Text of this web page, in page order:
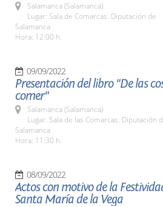
Salamanca (Salamanca)
Lugar: Sala de Comarcas. Diputación de
Salamanca
Hora: 12:00 h.
09/09/2022
Presentación del libro "De las
comer"
Salamanca (Salamanca)
Lugar: Sala de las Comarcas. Diputación
Salamanca
Hora: 11:30 h.
08/09/2022
Actos con motivo de la
Santa María de la Vega